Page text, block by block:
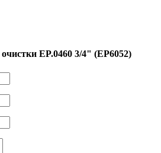
EP.0460 3/4" (EP6052)